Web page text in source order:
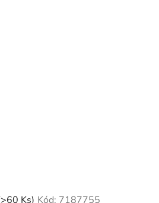
Ks) Kód: 7187755